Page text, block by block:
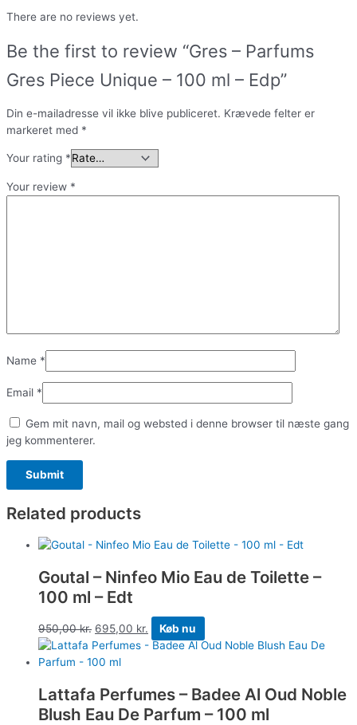
There are no reviews yet.
Be the first to review “Gres – Parfums
Gres Piece Unique – 100 ml – Edp”
Din e-mailadresse vil ikke blive publiceret. Krævede felter er
markeret med *
Your rating *
Your review *
Name *
Email *
Gem mit navn, mail og websted i denne browser til næste gang
jeg kommenterer.
Related products
Goutal – Ninfeo Mio Eau de Toilette –
100 ml – Edt
950,00kr. 695,00 kr. Køb nu
Lattafa Perfumes – Badee Al Oud Noble
Blush Eau De Parfum – 100 ml